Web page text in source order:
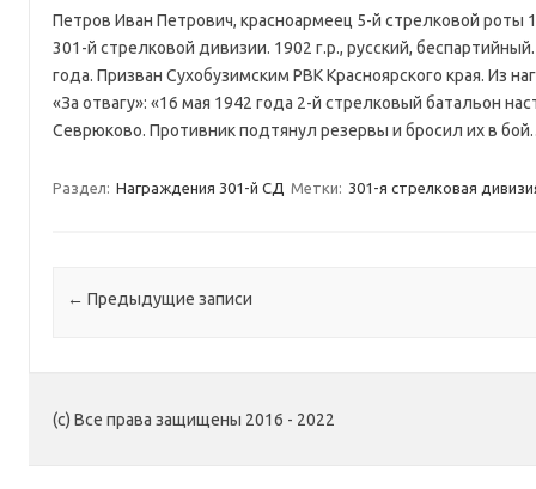
Петров Иван Петрович, красноармеец 5-й стрелковой роты
301-й стрелковой дивизии. 1902 г.р., русский,
года. Призван Сухобузимским РВК Красноярского края. Из
«За отвагу»: «16 мая 1942 года 2-й стрелковый батальон
Севрюково. Противник подтянул резервы и бросил их в
Раздел: Награждения 301-й СД Метки: 301-я стрелковая
Навигация по записям
← Предыдущие записи
(c) Все права защищены 2016 - 2022